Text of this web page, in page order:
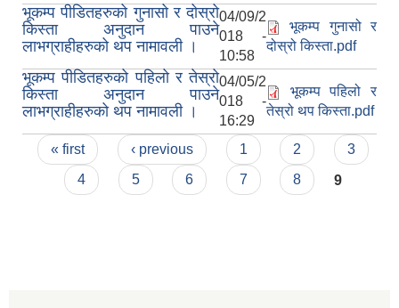
भूकम्प पीडितहरुको गुनासो र दोस्रो
किस्ता अनुदान पाउने
लाभग्राहीहरुको थप नामावली ।
04/09/2
018 -
10:58
भूकम्प गुनासो र
दोस्रो किस्ता.pdf
भूकम्प पीडितहरुको पहिलो र तेस्रो
किस्ता अनुदान पाउने
लाभग्राहीहरुको थप नामावली ।
04/05/2
018 -
16:29
भूकम्प पहिलो र
तेस्रो थप किस्ता.pdf
Pages
« first ‹ previous 1 2
3
4
5 6 7 8 9